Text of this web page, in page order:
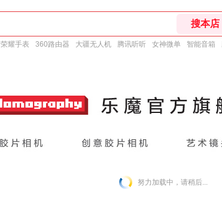
荣耀手表 360路由器 大疆无人机 腾讯听听 女神微单 智能音箱
努力加载中，请稍后...